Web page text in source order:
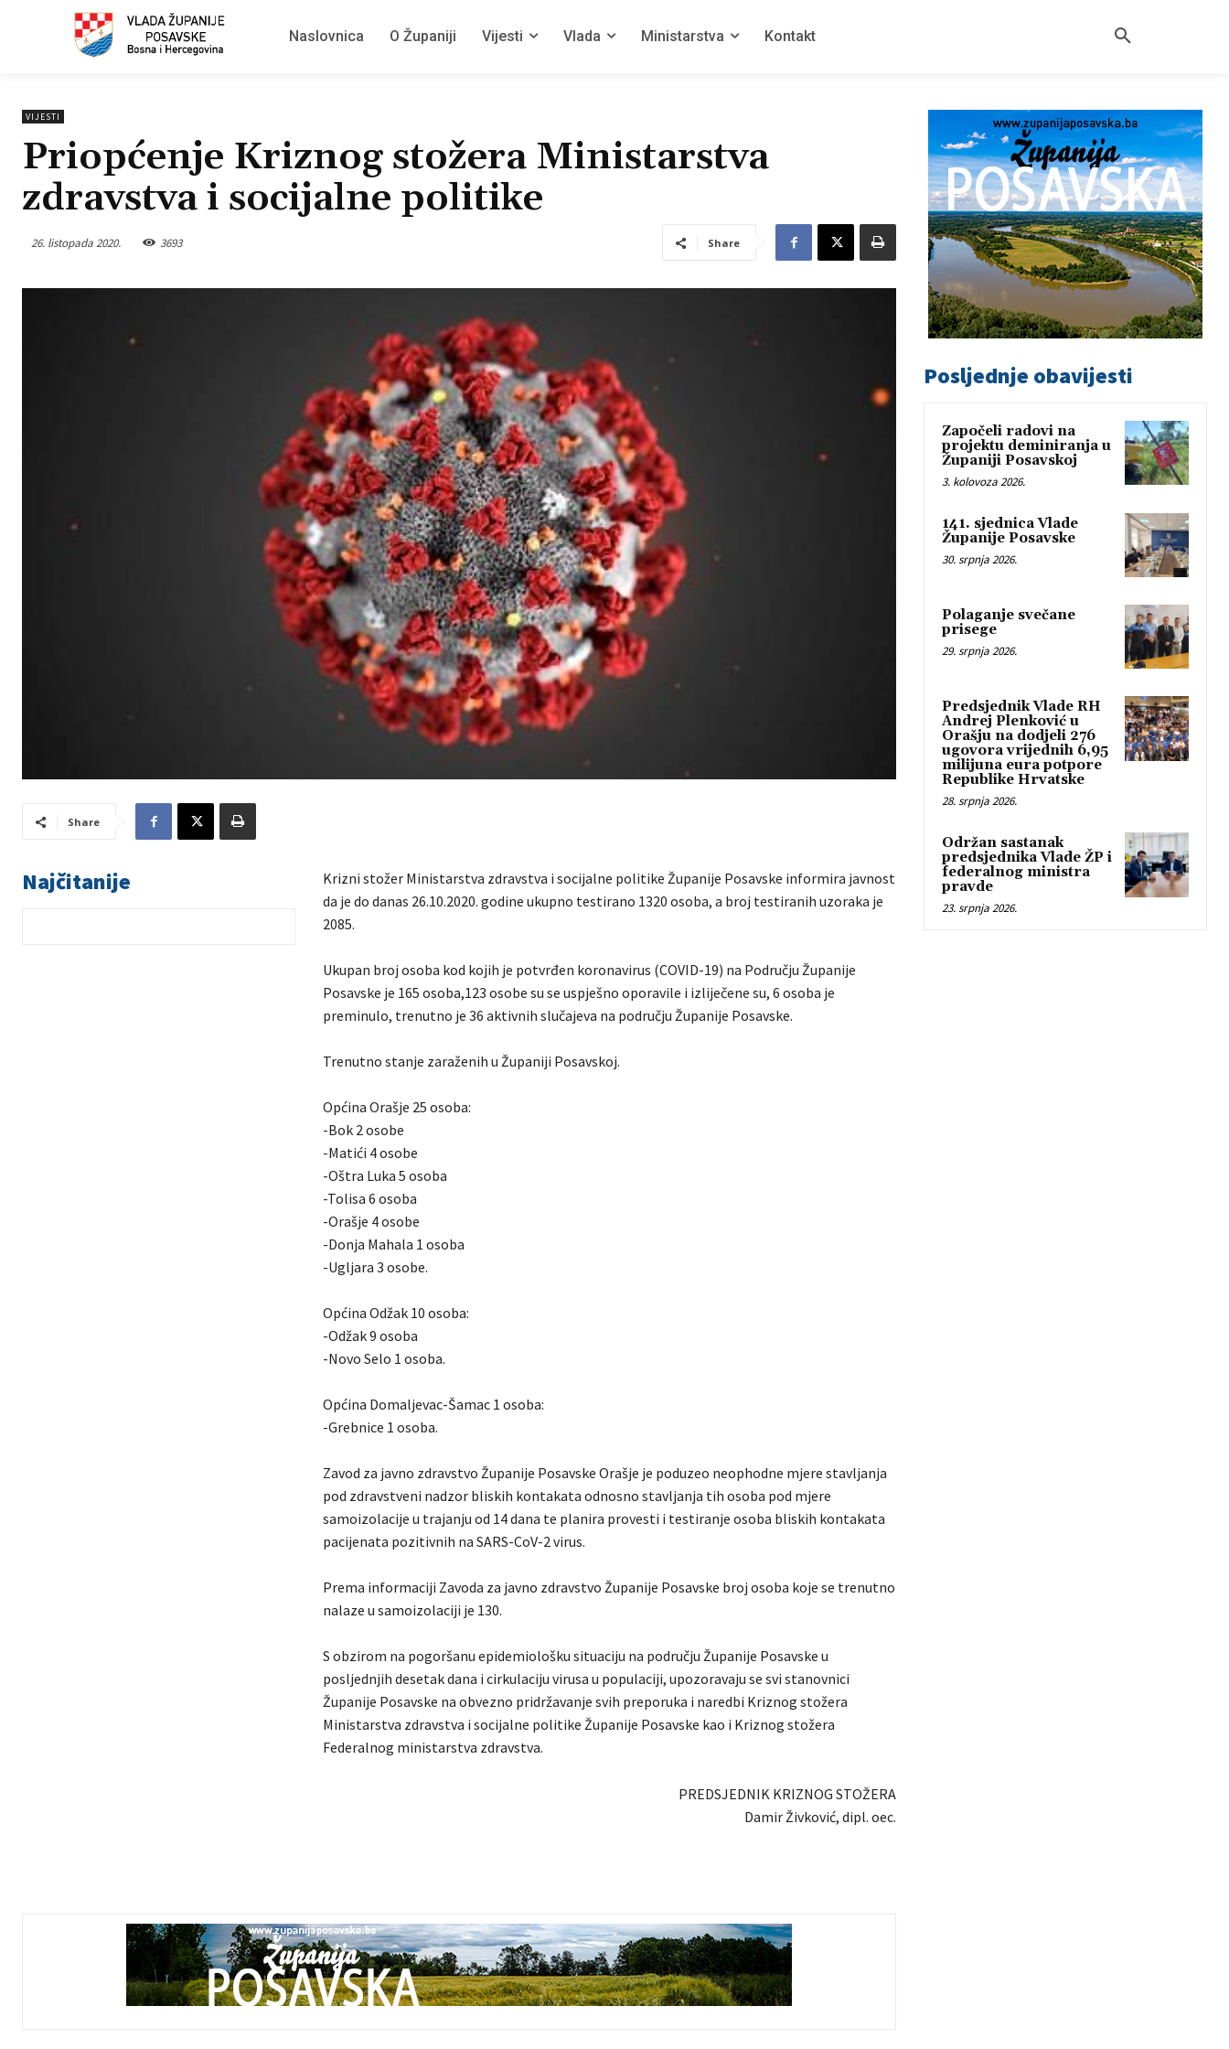
Naslovnica O Županiji Vijesti Vlada Ministarstva Kontakt
VIJESTI
Priopćenje Kriznog stožera Ministarstva
zdravstva i socijalne politike
26. listopada 2020. 3693 Share
Share
Najčitanije
Krizni stožer Ministarstva zdravstva i socijalne politike Županije Posavske informira javnost
da je do danas 26.10.2020. godine ukupno testirano 1320 osoba, a broj testiranih uzoraka je
2085.
Ukupan broj osoba kod kojih je potvrđen koronavirus (COVID-19) na Području Županije
Posavske je 165 osoba,123 osobe su se uspješno oporavile i izliječene su, 6 osoba je
preminulo, trenutno je 36 aktivnih slučajeva na području Županije Posavske.
Trenutno stanje zaraženih u Županiji Posavskoj.
Općina Orašje 25 osoba:
-Bok 2 osobe
-Matići 4 osobe
-Oštra Luka 5 osoba
-Tolisa 6 osoba
-Orašje 4 osobe
-Donja Mahala 1 osoba
-Ugljara 3 osobe.
Općina Odžak 10 osoba:
-Odžak 9 osoba
-Novo Selo 1 osoba.
Općina Domaljevac-Šamac 1 osoba:
-Grebnice 1 osoba.
Zavod za javno zdravstvo Županije Posavske Orašje je poduzeo neophodne mjere stavljanja
pod zdravstveni nadzor bliskih kontakata odnosno stavljanja tih osoba pod mjere
samoizolacije u trajanju od 14 dana te planira provesti i testiranje osoba bliskih kontakata
pacijenata pozitivnih na SARS-CoV-2 virus.
Prema informaciji Zavoda za javno zdravstvo Županije Posavske broj osoba koje se trenutno
nalaze u samoizolaciji je 130.
S obzirom na pogoršanu epidemiološku situaciju na području Županije Posavske u
posljednjih desetak dana i cirkulaciju virusa u populaciji, upozoravaju se svi stanovnici
Županije Posavske na obvezno pridržavanje svih preporuka i naredbi Kriznog stožera
Ministarstva zdravstva i socijalne politike Županije Posavske kao i Kriznog stožera
Federalnog ministarstva zdravstva.
PREDSJEDNIK KRIZNOG STOŽERA
Damir Živković, dipl. oec.
Posljednje obavijesti
Započeli radovi na
projektu deminiranja u
Županiji Posavskoj
3. kolovoza 2026.
141. sjednica Vlade
Županije Posavske
30. srpnja 2026.
Polaganje svečane
prisege
29. srpnja 2026.
Predsjednik Vlade RH
Andrej Plenković u
Orašju na dodjeli 276
ugovora vrijednih 6,95
milijuna eura potpore
Republike Hrvatske
28. srpnja 2026.
Održan sastanak
predsjednika Vlade ŽP i
federalnog ministra
pravde
23. srpnja 2026.